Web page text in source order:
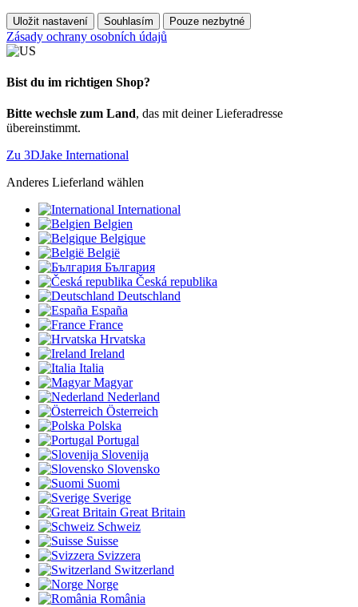
Uložit nastavení Souhlasím Pouze nezbytné
Zásady ochrany osobních údajů
Bist du im richtigen Shop?
Bitte wechsle zum Land, das mit deiner Lieferadresse
übereinstimmt.
Zu 3DJake International
Anderes Lieferland wählen
International
Belgien
Belgique
België
България
Česká republika
Deutschland
España
France
Hrvatska
Ireland
Italia
Magyar
Nederland
Österreich
Polska
Portugal
Slovenija
Slovensko
Suomi
Sverige
Great Britain
Schweiz
Suisse
Svizzera
Switzerland
Norge
România